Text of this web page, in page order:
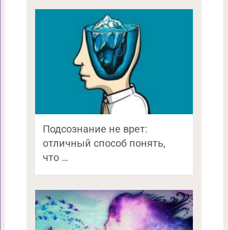
Подсознание не врет:
отличный способ понять,
что …